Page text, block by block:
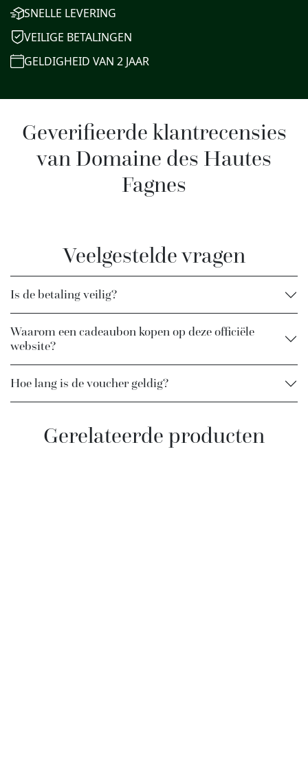
SNELLE LEVERING
VEILIGE BETALINGEN
GELDIGHEID VAN 2 JAAR
Geverifieerde klantrecensies
van Domaine des Hautes
Fagnes
Veelgestelde vragen
Is de betaling veilig?
Waarom een cadeaubon kopen op deze officiële
website?
Hoe lang is de voucher geldig?
Gerelateerde producten